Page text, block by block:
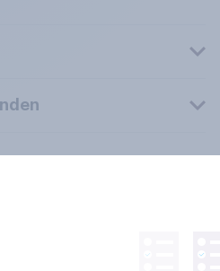
Alle Rechte vorbehalten.